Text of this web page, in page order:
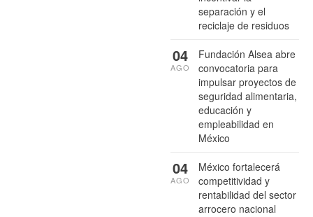
separación y el
reciclaje de residuos
Fundación Alsea abre
convocatoria para
impulsar proyectos de
seguridad alimentaria,
educación y
empleabilidad en
México
04
AGO
México fortalecerá
competitividad y
rentabilidad del sector
arrocero nacional
04
AGO